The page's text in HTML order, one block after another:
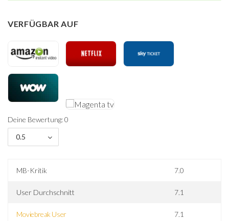
VERFÜGBAR AUF
Deine Bewertung: 0
0.5
MB-Kritik 7.0
User Durchschnitt 7.1
Moviebreak User 7.1